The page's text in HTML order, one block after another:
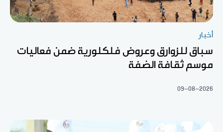
أخبار
سباق للزوارق وعروض فلكلورية ضمن فعاليات
موسم ثقافة الضفة
09-08-2026